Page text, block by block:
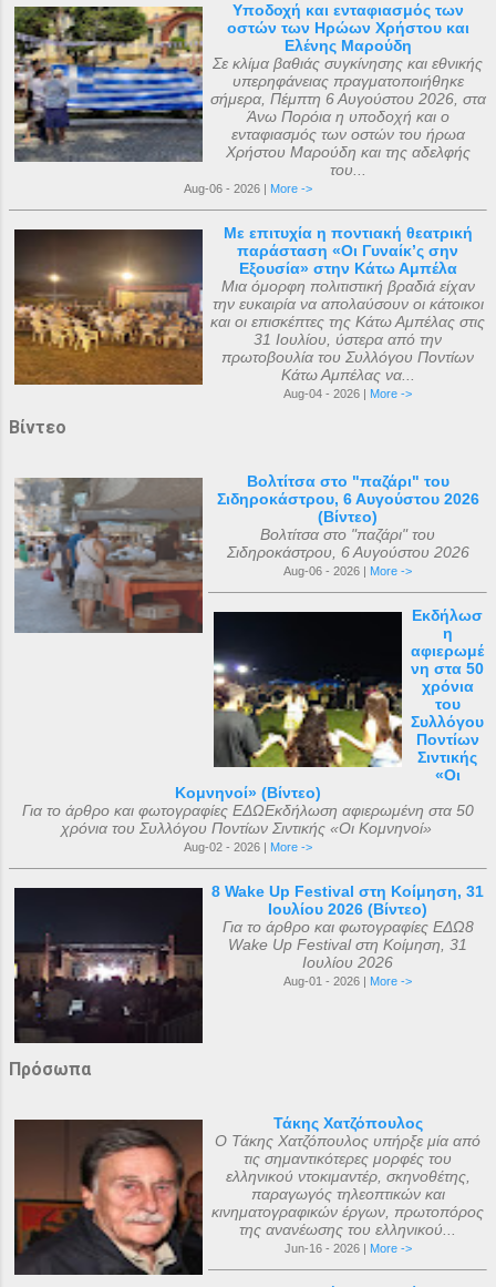
Υποδοχή και ενταφιασμός των
οστών των Ηρώων Χρήστου και
Ελένης Μαρούδη
Σε κλίμα βαθιάς συγκίνησης και εθνικής
υπερηφάνειας πραγματοποιήθηκε
σήμερα, Πέμπτη 6 Αυγούστου 2026, στα
Άνω Πορόια η υποδοχή και ο
ενταφιασμός των οστών του ήρωα
Χρήστου Μαρούδη και της αδελφής
του...
Aug-06 - 2026 | More ->
Με επιτυχία η ποντιακή θεατρική
παράσταση «Οι Γυναίκ’ς σην
Εξουσία» στην Κάτω Αμπέλα
Μια όμορφη πολιτιστική βραδιά είχαν
την ευκαιρία να απολαύσουν οι κάτοικοι
και οι επισκέπτες της Κάτω Αμπέλας στις
31 Ιουλίου, ύστερα από την
πρωτοβουλία του Συλλόγου Ποντίων
Κάτω Αμπέλας να...
Aug-04 - 2026 | More ->
Βίντεο
Βολτίτσα στο "παζάρι" του
Σιδηροκάστρου, 6 Αυγούστου 2026
(Βίντεο)
Βολτίτσα στο "παζάρι" του
Σιδηροκάστρου, 6 Αυγούστου 2026
Aug-06 - 2026 | More ->
Εκδήλωσ
η
αφιερωμέ
νη στα 50
χρόνια
του
Συλλόγου
Ποντίων
Σιντικής
«Οι
Κομνηνοί» (Βίντεο)
Για το άρθρο και φωτογραφίες ΕΔΩΕκδήλωση αφιερωμένη στα 50
χρόνια του Συλλόγου Ποντίων Σιντικής «Οι Κομνηνοί»
Aug-02 - 2026 | More ->
8 Wake Up Festival στη Κοίμηση, 31
Ιουλίου 2026 (Βίντεο)
Για το άρθρο και φωτογραφίες ΕΔΩ8
Wake Up Festival στη Κοίμηση, 31
Ιουλίου 2026
Aug-01 - 2026 | More ->
Πρόσωπα
Τάκης Χατζόπουλος
Ο Τάκης Χατζόπουλος υπήρξε μία από
τις σημαντικότερες μορφές του
ελληνικού ντοκιμαντέρ, σκηνοθέτης,
παραγωγός τηλεοπτικών και
κινηματογραφικών έργων, πρωτοπόρος
της ανανέωσης του ελληνικού...
Jun-16 - 2026 | More ->